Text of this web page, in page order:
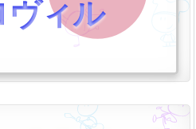
ヴィル